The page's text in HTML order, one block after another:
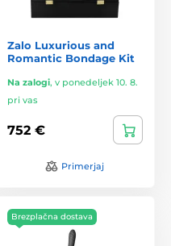
Zalo Luxurious and
Romantic Bondage Kit
Na zalogi, v ponedeljek 10. 8.
pri vas
752 €
Primerjaj
Brezplačna dostava